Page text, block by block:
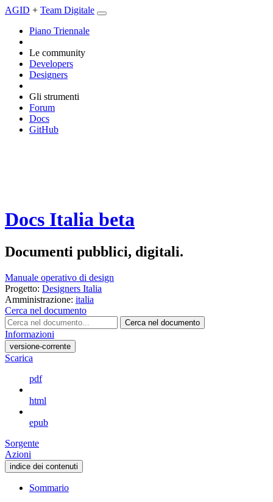
AGID + Team Digitale
Piano Triennale
Le community
Developers
Designers
Gli strumenti
Forum
Docs
GitHub
Docs Italia beta
Documenti pubblici, digitali.
Manuale operativo di design
Progetto: Designers Italia
Amministrazione: italia
Cerca nel documento
Cerca nel documento
Informazioni
versione-corrente
Scarica
pdf
html
epub
Sorgente
Azioni
indice dei contenuti
Sommario